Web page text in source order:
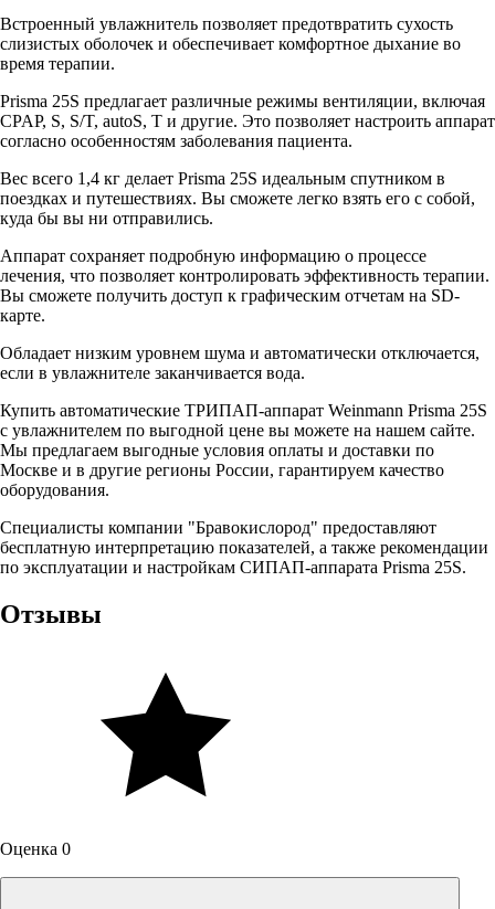
Встроенный увлажнитель позволяет предотвратить сухость
слизистых оболочек и обеспечивает комфортное дыхание во
время терапии.
Prisma 25S предлагает различные режимы вентиляции, включая
CPAP, S, S/T, autoS, T и другие. Это позволяет настроить аппарат
согласно особенностям заболевания пациента.
Вес всего 1,4 кг делает Prisma 25S идеальным спутником в
поездках и путешествиях. Вы сможете легко взять его с собой,
куда бы вы ни отправились.
Аппарат сохраняет подробную информацию о процессе
лечения, что позволяет контролировать эффективность терапии.
Вы сможете получить доступ к графическим отчетам на SD-
карте.
Обладает низким уровнем шума и автоматически отключается,
если в увлажнителе заканчивается вода.
Купить автоматические ТРИПАП-аппарат Weinmann Prisma 25S
с увлажнителем по выгодной цене вы можете на нашем сайте.
Мы предлагаем выгодные условия оплаты и доставки по
Москве и в другие регионы России, гарантируем качество
оборудования.
Специалисты компании "Бравокислород" предоставляют
бесплатную интерпретацию показателей, а также рекомендации
по эксплуатации и настройкам СИПАП-аппарата Prisma 25S.
Отзывы
Оценка 0